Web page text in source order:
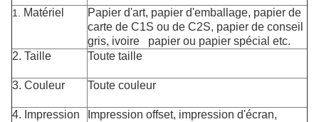
1. Matériel Papier d'art, papier d'emballage, papier de
carte de C1S ou de C2S, papier de conseil
gris, ivoire papier ou papier spécial etc.
2. Taille Toute taille
3. Couleur Toute couleur
4. Impression
Impression offset, impression d'écran,